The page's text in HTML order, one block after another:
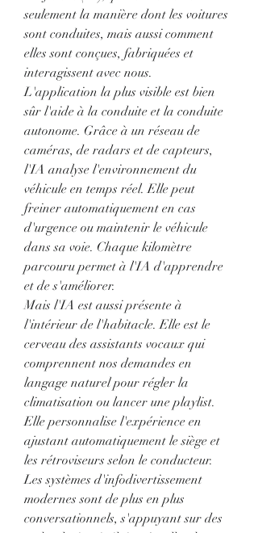
seulement la manière dont les voitures
sont conduites, mais aussi comment
elles sont conçues, fabriquées et
interagissent avec nous.
L'application la plus visible est bien
sûr l'aide à la conduite et la conduite
autonome. Grâce à un réseau de
caméras, de radars et de capteurs,
l'IA analyse l'environnement du
véhicule en temps réel. Elle peut
freiner automatiquement en cas
d'urgence ou maintenir le véhicule
dans sa voie. Chaque kilomètre
parcouru permet à l'IA d'apprendre
et de s'améliorer.
Mais l'IA est aussi présente à
l'intérieur de l'habitacle. Elle est le
cerveau des assistants vocaux qui
comprennent nos demandes en
langage naturel pour régler la
climatisation ou lancer une playlist.
Elle personnalise l'expérience en
ajustant automatiquement le siège et
les rétroviseurs selon le conducteur.
Les systèmes d'infodivertissement
modernes sont de plus en plus
conversationnels, s'appuyant sur des